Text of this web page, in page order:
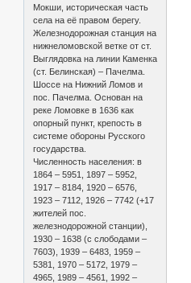
Мокши, историческая часть
села на её правом берегу.
Железнодорожная станция на
нижнеломовской ветке от ст.
Выглядовка на линии Каменка
(ст. Белинская) – Пачелма.
Шоссе на Нижний Ломов и
пос. Пачелма. Основан на
реке Ломовке в 1636 как
опорный пункт, крепость в
системе обороны Русского
государства.
Численность населения: в
1864 – 5951, 1897 – 5952,
1917 – 8184, 1920 – 6576,
1923 – 7112, 1926 – 7742 (+17
жителей пос.
железнодорожной станции),
1930 – 1638 (с слободами –
7603), 1939 – 6483, 1959 –
5381, 1970 – 5172, 1979 –
4965, 1989 – 4561, 1992 –